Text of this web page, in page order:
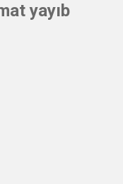
yayıb